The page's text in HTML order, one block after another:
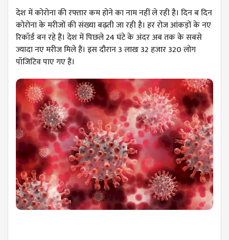
देश में कोरोना की रफ्तार कम होने का नाम नहीं ले रही है। दिन ब दिन
कोरोना के मरीजों की संख्या बढ़ती जा रही है। हर रोज आंकड़ों के नए
रिकॉर्ड बन रहे हैं। देश में पिछले 24 घंटे के अंदर अब तक के सबसे
ज्यादा नए मरीज मिले हैं। इस दौरान 3 लाख 32 हजार 320 लोग
पॉजिटिव पाए गए हैं।